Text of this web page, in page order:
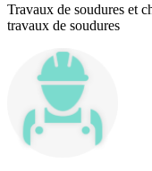
Travaux de soudures et
travaux de soudures